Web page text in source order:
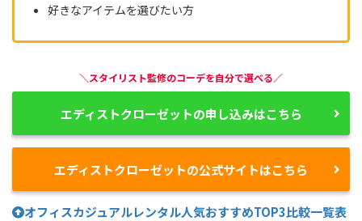
好きなアイテムを選びたい方
＼スタイリスト監修のコーデを自分で選べる／
エディストクローゼットの申し込みはこちら
エディストクローゼットの公式サイトはこちら
オフィスカジュアルレンタル人気おすすめTOP3比較一覧表